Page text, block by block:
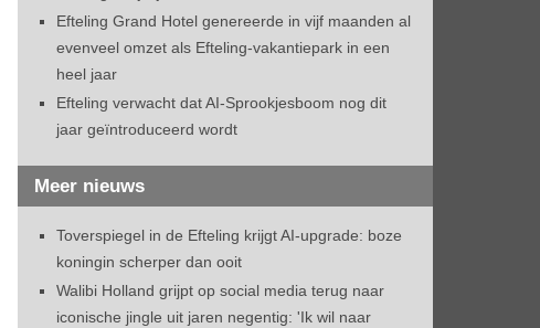
Efteling Grand Hotel genereerde in vijf maanden al
evenveel omzet als Efteling-vakantiepark in een
heel jaar
Efteling verwacht dat AI-Sprookjesboom nog dit
jaar geïntroduceerd wordt
Meer nieuws
Toverspiegel in de Efteling krijgt AI-upgrade: boze
koningin scherper dan ooit
Walibi Holland grijpt op social media terug naar
iconische jingle uit jaren negentig: 'Ik wil naar